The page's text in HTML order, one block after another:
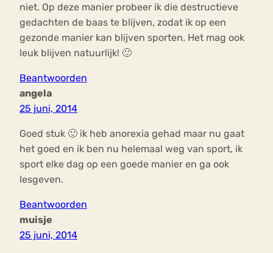
niet. Op deze manier probeer ik die destructieve
gedachten de baas te blijven, zodat ik op een
gezonde manier kan blijven sporten. Het mag ook
leuk blijven natuurlijk! 🙂
Beantwoorden
angela
25 juni, 2014
Goed stuk 🙂 ik heb anorexia gehad maar nu gaat
het goed en ik ben nu helemaal weg van sport, ik
sport elke dag op een goede manier en ga ook
lesgeven.
Beantwoorden
muisje
25 juni, 2014